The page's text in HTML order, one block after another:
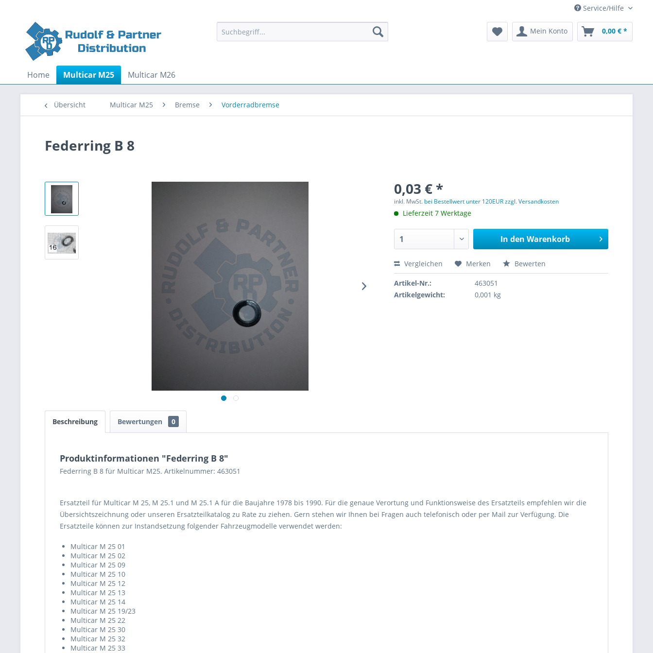
Service/Hilfe
Mein Konto 0,00 € *
Home Multicar M25 Multicar M26
Übersicht Multicar M25 Bremse Vorderradbremse
Federring B 8
0,03 € *
inkl. MwSt. bei Bestellwert unter 120EUR zzgl. Versandkosten
Lieferzeit 7 Werktage
In den Warenkorb
Vergleichen Merken Bewerten
Artikel-Nr.:
463051
Artikelgewicht:
0,001 kg
Beschreibung Bewertungen 0
Produktinformationen "Federring B 8"
Federring B 8 für Multicar M25. Artikelnummer: 463051
Ersatzteil für Multicar M 25, M 25.1 und M 25.1 A für die Baujahre 1978 bis 1990. Für die genaue Verortung und Funktionsweise des Ersatzteils empfehlen wir die
Übersichtszeichnung oder unseren Ersatzteilkatalog zu Rate zu ziehen. Gern stehen wir Ihnen bei Fragen auch telefonisch oder per Mail zur Verfügung. Die
Ersatzteile können zur Instandsetzung folgender Fahrzeugmodelle verwendet werden:
Multicar M 25 01
Multicar M 25 02
Multicar M 25 09
Multicar M 25 10
Multicar M 25 12
Multicar M 25 13
Multicar M 25 14
Multicar M 25 19/23
Multicar M 25 22
Multicar M 25 30
Multicar M 25 32
Multicar M 25 33